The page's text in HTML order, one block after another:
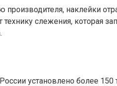
наклейки
технику слежения, которая
установлено более